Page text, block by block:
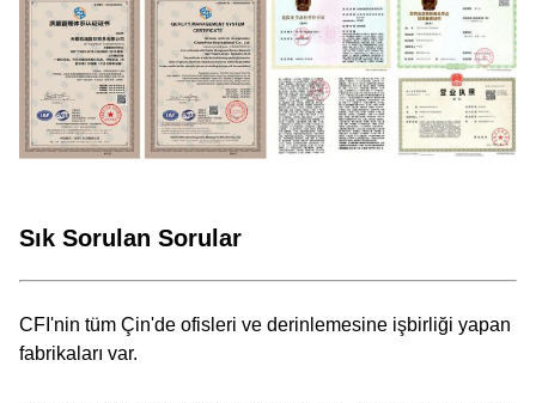
Sık Sorulan Sorular
CFI'nin tüm Çin'de ofisleri ve derinlemesine işbirliği yapan
fabrikaları var.